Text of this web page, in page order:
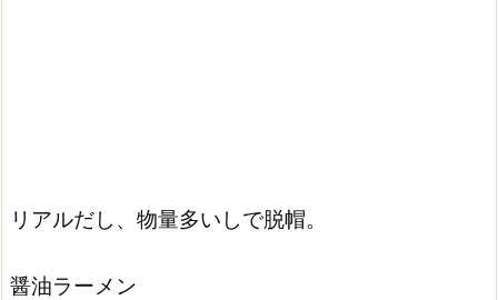
リアルだし、物量多いしで脱帽。
醤油ラーメン